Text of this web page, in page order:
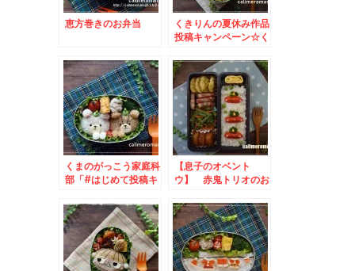
恵方巻きのお弁当
くきりんの夏休み作品
投稿キャンペーン☆く
くまのがっこう家庭科
部「#はじめて投稿キ
キーのお弁当
【息子のオベント
ウ】 赤鬼トリオのお
おかげフォロー＆投稿
キャンペーン